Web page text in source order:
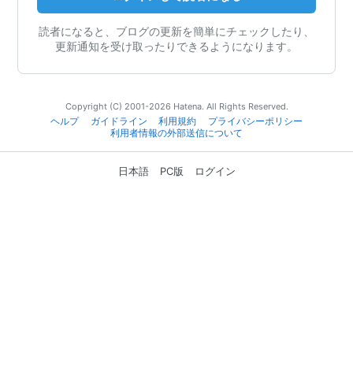
読者になると、ブログの更新を簡単にチェックしたり、
更新通知を受け取ったりできるようになります。
Copyright (C) 2001-2026 Hatena. All Rights Reserved.
ヘルプ
ガイドライン 利用規約
プライバシーポリシー
利用者情報の外部送信について
日本語 PC版 ログイン